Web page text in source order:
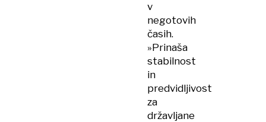
v
negotovih
časih.
»Prinaša
stabilnost
in
predvidljivost
za
državljane